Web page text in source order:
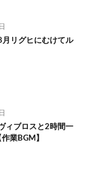
月リグヒにむけてル
ィブロスと2時間一
業BGM】